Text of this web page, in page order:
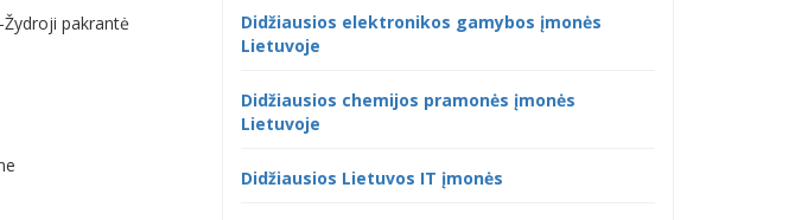
pakrantė
Didžiausios elektronikos gamybos įmonės
Lietuvoje
Didžiausios chemijos pramonės įmonės
Lietuvoje
Didžiausios Lietuvos IT įmonės